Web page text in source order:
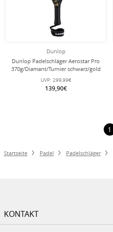
Dunlop
Dunlop Padelschläger Aerostar Pro
370g/Diamant/Turnier schwarz/gold
UVP: 299,99€
139,90€
1
Startseite Padel Padelschläger
KONTAKT